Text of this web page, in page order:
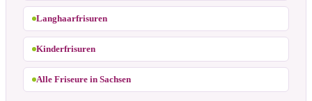
Langhaarfrisuren
Kinderfrisuren
Alle Friseure in Sachsen